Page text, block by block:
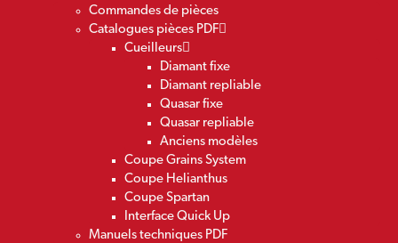
Commandes de pièces
Catalogues pièces PDF
Cueilleurs
Diamant fixe
Diamant repliable
Quasar fixe
Quasar repliable
Anciens modèles
Coupe Grains System
Coupe Helianthus
Coupe Spartan
Interface Quick Up
Manuels techniques PDF